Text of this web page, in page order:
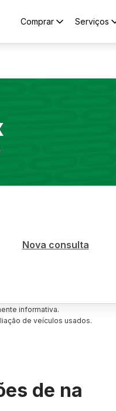
Comprar Serviços
Nova consulta
informativa.
de veículos usados.
de na